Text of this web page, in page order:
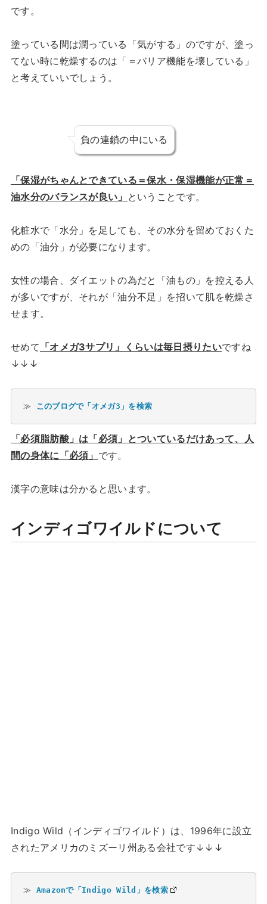
です。
塗っている間は潤っている「気がする」のですが、塗っ
てない時に乾燥するのは「＝バリア機能を壊している」
と考えていいでしょう。
負の連鎖の中にいる
「保湿がちゃんとできている＝保水・保湿機能が正常＝
油水分のバランスが良い」 ということです。
化粧水で「水分」を足しても、その水分を留めておくた
めの「油分」が必要になります。
女性の場合、ダイエットの為だと「油もの」を控える人
が多いですが、それが「油分不足」を招いて肌を乾燥さ
せます。
せめて 「オメガ3サプリ」くらいは毎日摂りたいですね
↓↓↓
≫ このブログで「オメガ3」を検索
「必須脂肪酸」は「必須」とついているだけあって、人
間の身体に「必須」 です。
漢字の意味は分かると思います。
インディゴワイルドについて
Indigo Wild（インディゴワイルド）は、1996年に設立
されたアメリカのミズーリ州ある会社です↓↓↓
≫ Amazonで「Indigo Wild」を検索